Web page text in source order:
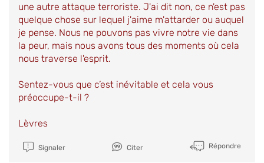
une autre attaque terroriste. J'ai dit non, ce n'est pas
quelque chose sur lequel j'aime m'attarder ou auquel
je pense. Nous ne pouvons pas vivre notre vie dans
la peur, mais nous avons tous des moments où cela
nous traverse l'esprit.
Sentez-vous que c’est inévitable et cela vous
préoccupe-t-il ?
Lèvres
Signaler Citer Répondre